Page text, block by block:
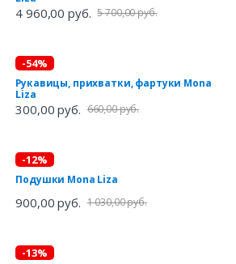
4 960,00 руб. 5 700,00 руб.
-54%
Рукавицы, прихватки, фартуки Mona
Liza
300,00 руб. 660,00 руб.
-12%
Подушки Mona Liza
900,00 руб. 1 030,00 руб.
-13%